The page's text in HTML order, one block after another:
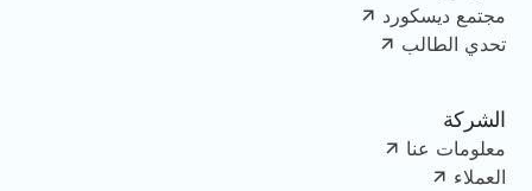
مجتمع ديسكورد
تحدي الطالب
الشركة
معلومات عنا
العملاء